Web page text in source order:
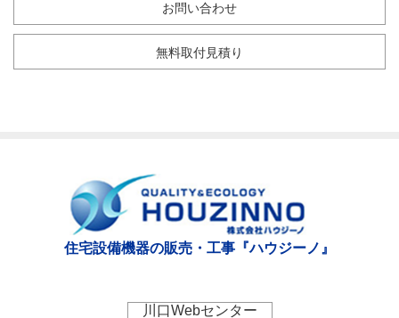
お問い合わせ
無料取付見積り
住宅設備機器の販売・工事『ハウジーノ』
川口Webセンター